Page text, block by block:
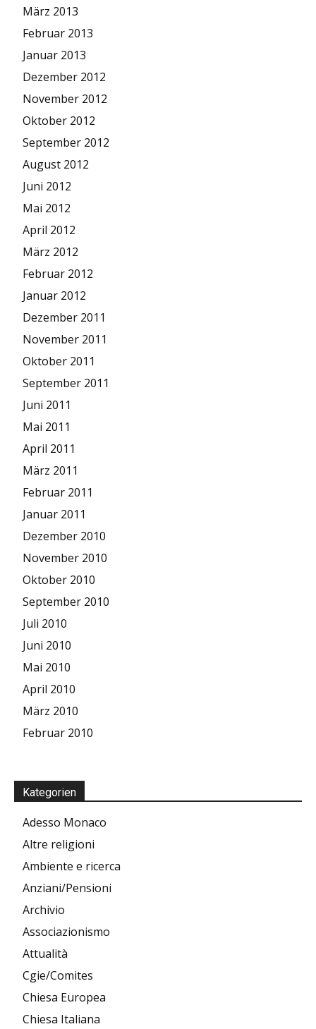
März 2013
Februar 2013
Januar 2013
Dezember 2012
November 2012
Oktober 2012
September 2012
August 2012
Juni 2012
Mai 2012
April 2012
März 2012
Februar 2012
Januar 2012
Dezember 2011
November 2011
Oktober 2011
September 2011
Juni 2011
Mai 2011
April 2011
März 2011
Februar 2011
Januar 2011
Dezember 2010
November 2010
Oktober 2010
September 2010
Juli 2010
Juni 2010
Mai 2010
April 2010
März 2010
Februar 2010
Kategorien
Adesso Monaco
Altre religioni
Ambiente e ricerca
Anziani/Pensioni
Archivio
Associazionismo
Attualità
Cgie/Comites
Chiesa Europea
Chiesa Italiana